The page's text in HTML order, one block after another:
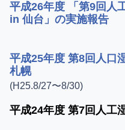
平成26年度 「第9回人
in 仙台」の実施報告
平成25年度 第8回人口
札幌
(H25.8/27〜8/30)
平成24年度 第7回人工